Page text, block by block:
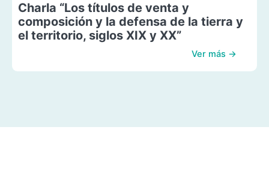
Charla “Los títulos de venta y
composición y la defensa de la tierra y
el territorio, siglos XIX y XX”
Ver más →